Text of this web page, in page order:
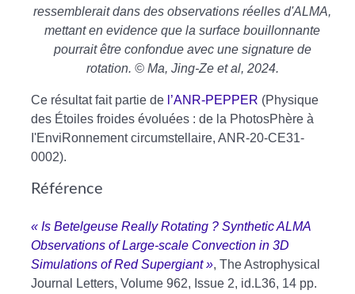
ressemblerait dans des observations réelles d'ALMA,
mettant en evidence que la surface bouillonnante
pourrait être confondue avec une signature de
rotation. © Ma, Jing-Ze et al, 2024.
Ce résultat fait partie de l’ANR-PEPPER (Physique
des Étoiles froides évoluées : de la PhotosPhère à
I'EnviRonnement circumstellaire, ANR-20-CE31-
0002).
Référence
« Is Betelgeuse Really Rotating ? Synthetic ALMA
Observations of Large-scale Convection in 3D
Simulations of Red Supergiant », The Astrophysical
Journal Letters, Volume 962, Issue 2, id.L36, 14 pp.